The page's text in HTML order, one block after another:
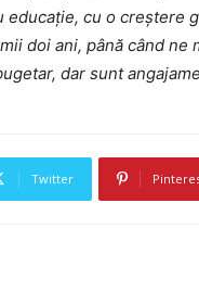
cu o creștere
doi ani, până când
dar sunt
Twitter